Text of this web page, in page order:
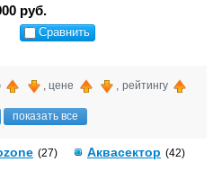
руб.
Сравнить
, цене , рейтингу
показать все
(27) Аквасектор (42)